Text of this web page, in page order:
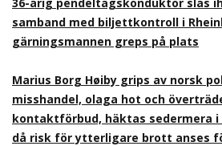
samband med biljettkontroll i
gärningsmannen greps på plats
Marius Borg Høiby grips av norsk
misshandel, olaga hot och
kontaktförbud, häktas sedermera
då risk för ytterligare brott anses